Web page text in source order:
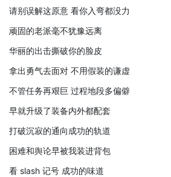
请别误解这原意 看你入弯都没力
顽固的老派毫不犹豫远离
华丽的出击撕破你的脸皮
拿出勇气去面对 不用假装的谦虚
不管任务再艰巨 过程地段多偏僻
早就升级了装备内外都配套
打破沉寂的通向成功的轨道
困难和舆论早被我装进背包
看 slash 记号 成功的味道